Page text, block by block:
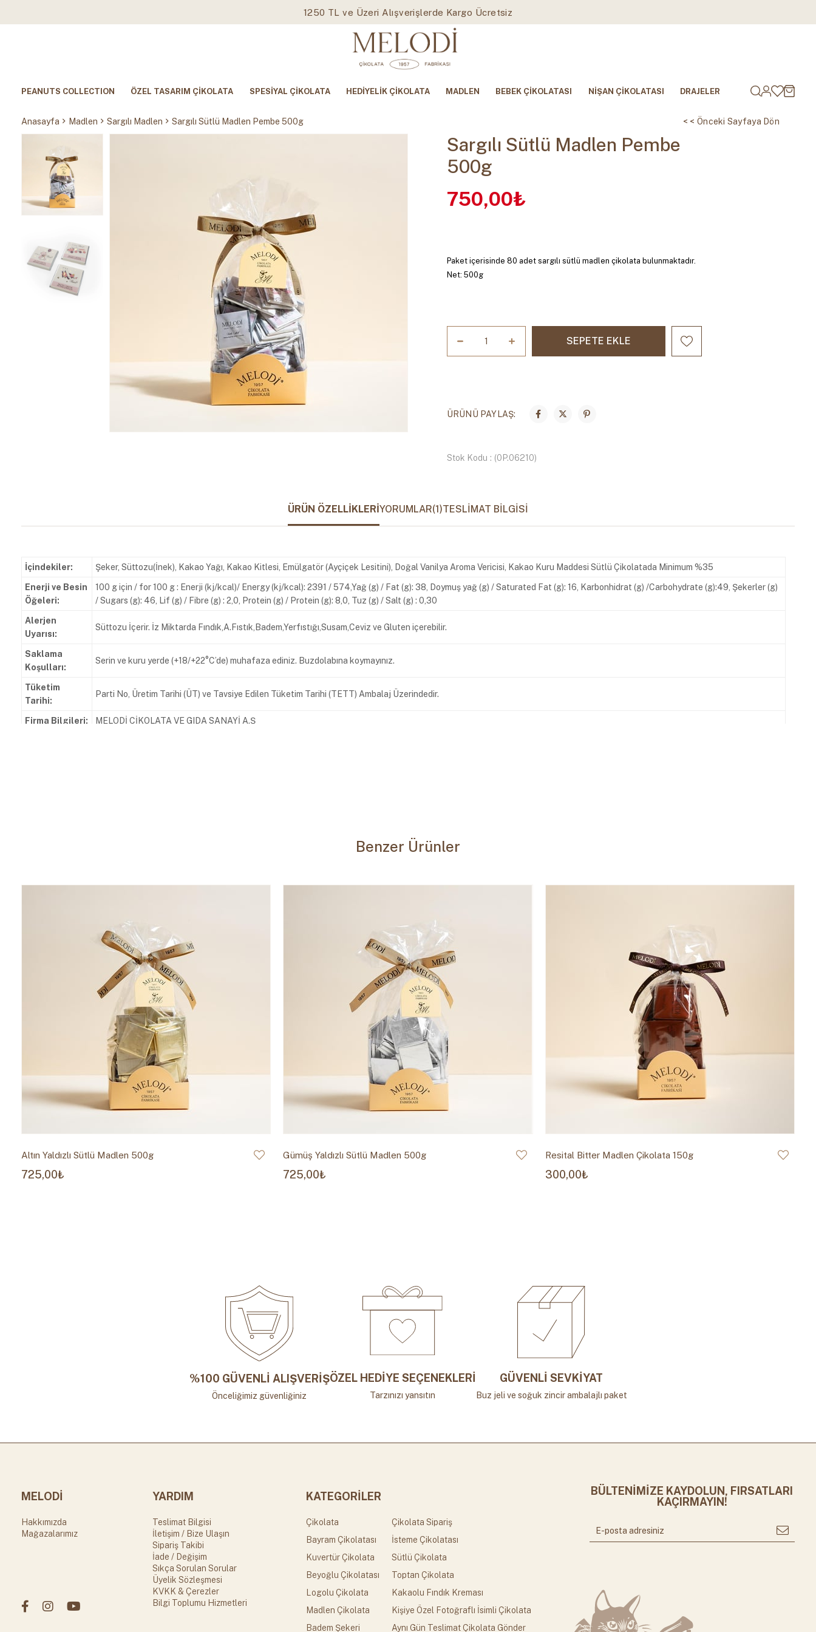
1250 TL ve Üzeri Alışverişlerde Kargo Ücretsiz
PEANUTS COLLECTION ÖZEL TASARIM ÇİKOLATA SPESİYAL ÇİKOLATA HEDİYELİK ÇİKOLATA MADLEN BEBEK ÇİKOLATASI NİŞAN ÇİKOLATASI DRAJELER
Anasayfa Madlen Sargılı Madlen Sargılı Sütlü Madlen Pembe 500g < < Önceki Sayfaya Dön
Sargılı Sütlü Madlen Pembe
500g
750,00₺
Paket içerisinde 80 adet sargılı sütlü madlen çikolata bulunmaktadır.
Net: 500g
ÜRÜNÜ PAYLAŞ:
Stok Kodu (0P.06210)
ÜRÜN ÖZELLIKLERIYORUMLAR(1)TESLIMAT BILGISI
İçindekiler: Şeker, Süttozu(İnek), Kakao Yağı, Kakao Kitlesi, Emülgatör (Ayçiçek Lesitini), Doğal Vanilya Aroma Vericisi, Kakao Kuru Maddesi Sütlü Çikolatada Minimum %35
Enerji ve Besin
Öğeleri:
100 g için / for 100 g : Enerji (kj/kcal)/ Energy (kj/kcal): 2391 / 574,Yağ (g) / Fat (g): 38, Doymuş yağ (g) / Saturated Fat (g): 16, Karbonhidrat (g) /Carbohydrate (g):49, Şekerler (g)
/ Sugars (g): 46, Lif (g) / Fibre (g) : 2,0, Protein (g) / Protein (g): 8,0, Tuz (g) / Salt (g) : 0,30
Alerjen
Uyarısı:
Süttozu İçerir. İz Miktarda Fındık,A.Fıstık,Badem,Yerfıstığı,Susam,Ceviz ve Gluten içerebilir.
Saklama
Koşulları:
Serin ve kuru yerde (+18/+22°C’de) muhafaza ediniz. Buzdolabına koymayınız.
Tüketim
Tarihi:
Parti No, Üretim Tarihi (ÜT) ve Tavsiye Edilen Tüketim Tarihi (TETT) Ambalaj Üzerindedir.
Firma Bilgileri: MELODİ ÇİKOLATA VE GIDA SANAYİ A.Ş
Benzer Ürünler
Altın Yaldızlı Sütlü Madlen 500g
725,00₺
Gümüş Yaldızlı Sütlü Madlen 500g
725,00₺
Resital Bitter Madlen Çikolata 150g
300,00₺
%100 GÜVENLİ ALIŞVERİŞ
Önceliğimiz güvenliğiniz
ÖZEL HEDİYE SEÇENEKLERİ
Tarzınızı yansıtın
GÜVENLİ SEVKİYAT
Buz jeli ve soğuk zincir ambalajlı paket
MELODİ
Hakkımızda
Mağazalarımız
YARDIM
Teslimat Bilgisi
İletişim / Bize Ulaşın
Sipariş Takibi
İade / Değişim
Sıkça Sorulan Sorular
Üyelik Sözleşmesi
KVKK & Çerezler
Bilgi Toplumu Hizmetleri
KATEGORİLER
Çikolata
Çikolata Sipariş
Bayram Çikolatası
İsteme Çikolatası
Kuvertür Çikolata
Sütlü Çikolata
Beyoğlu Çikolatası
Toptan Çikolata
Logolu Çikolata
Kakaolu Fındık Kreması
Madlen Çikolata
Kişiye Özel Fotoğraflı İsimli Çikolata
Badem Şekeri
Aynı Gün Teslimat Çikolata Gönder
BÜLTENİMİZE KAYDOLUN, FIRSATLARI
KAÇIRMAYIN!